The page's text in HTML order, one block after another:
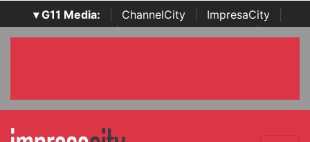
▾ G11 Media: ChannelCity ImpresaCity
SecurityOpenLab | Italian Channel Awards | Italian